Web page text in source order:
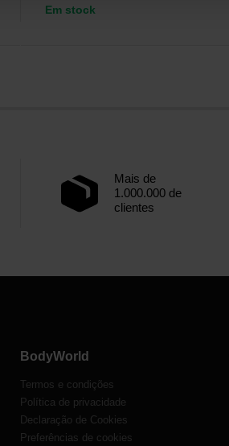
Em stock
Mais de
1.000.000 de
clientes
BodyWorld
Termos e condições
Política de privacidade
Declaração de Cookies
Preferências de cookies